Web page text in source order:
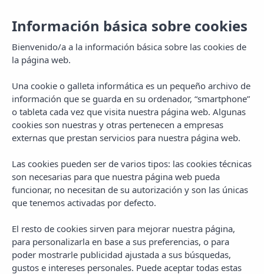
MENU
PLANES EN MALLORCA
Información básica sobre cookies
Bienvenido/a a la información básica sobre las cookies de
la página web.
Una cookie o galleta informática es un pequeño archivo de
información que se guarda en su ordenador, “smartphone”
o tableta cada vez que visita nuestra página web. Algunas
cookies son nuestras y otras pertenecen a empresas
externas que prestan servicios para nuestra página web.
Las cookies pueden ser de varios tipos: las cookies técnicas
son necesarias para que nuestra página web pueda
funcionar, no necesitan de su autorización y son las únicas
que tenemos activadas por defecto.
El resto de cookies sirven para mejorar nuestra página,
para personalizarla en base a sus preferencias, o para
poder mostrarle publicidad ajustada a sus búsquedas,
gustos e intereses personales. Puede aceptar todas estas